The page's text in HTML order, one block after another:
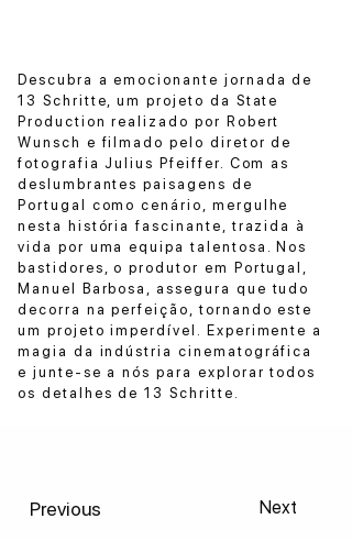
Descubra a emocionante jornada de
13 Schritte, um projeto da State
Production realizado por Robert
Wunsch e filmado pelo diretor de
fotografia Julius Pfeiffer. Com as
deslumbrantes paisagens de
Portugal como cenário, mergulhe
nesta história fascinante, trazida à
vida por uma equipa talentosa. Nos
bastidores, o produtor em Portugal,
Manuel Barbosa, assegura que tudo
decorra na perfeição, tornando este
um projeto imperdível. Experimente a
magia da indústria cinematográfica
e junte-se a nós para explorar todos
os detalhes de 13 Schritte.
Previous Next